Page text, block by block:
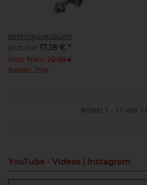
Befestigungsbügel
jetzt nur 17,18 € *
Alter Preis: 22,90 €
Rabatt: 25%
Artikel 1 - 11 von 11
YouTube - Videos | Instagram